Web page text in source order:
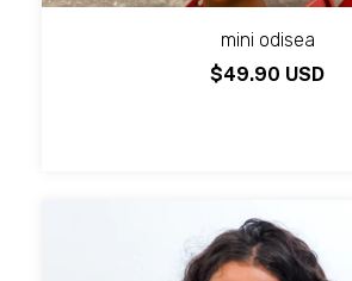
mini odisea
$49.90 USD